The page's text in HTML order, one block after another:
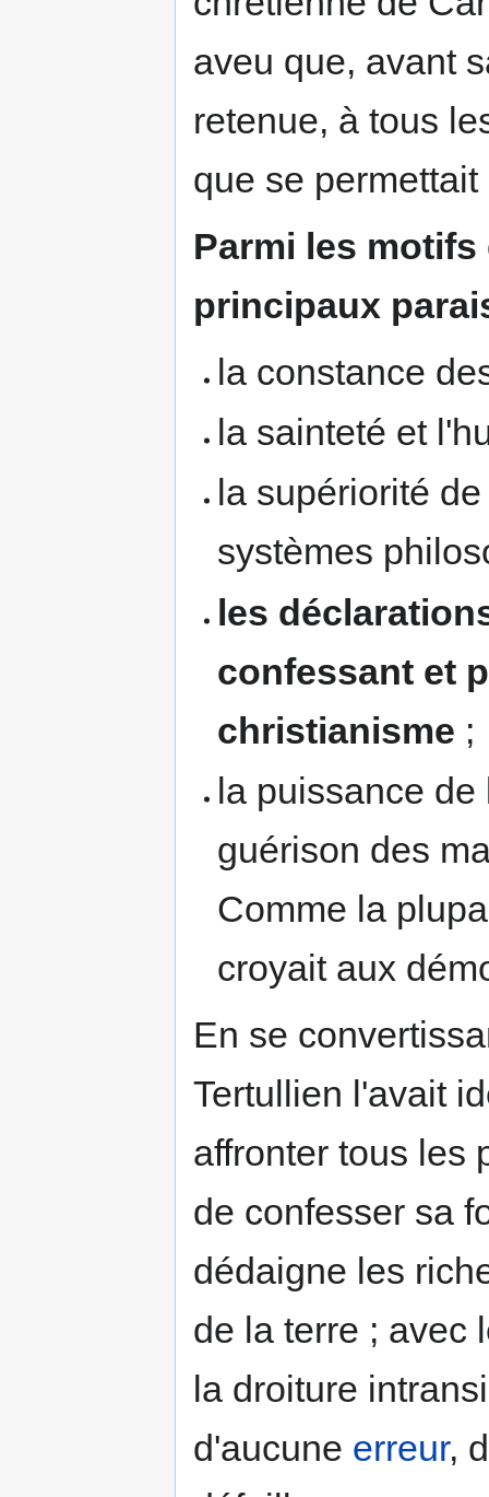
aveu que, avant
retenue, à tous
que se
Parmi les
principaux
la constance
la sainteté et
la supériorité
systèmes
les
confessant et
christianisme ;
la puissance
guérison des
Comme la
croyait aux
En se
Tertullien l'avait
affronter tous les
de confesser sa
dédaigne les
de la terre ; avec
la droiture
d'aucune erreur,